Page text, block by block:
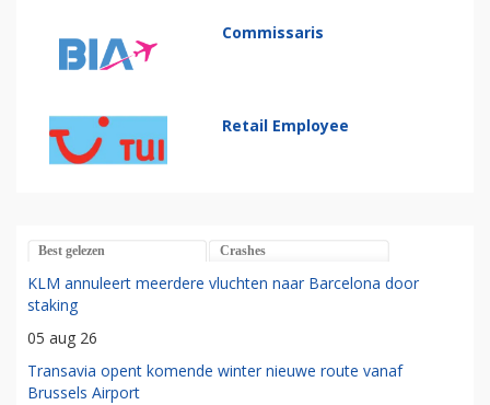
Commissaris
Retail Employee
Best gelezen Crashes
KLM annuleert meerdere vluchten naar Barcelona door
staking
05 aug 26
Transavia opent komende winter nieuwe route vanaf
Brussels Airport